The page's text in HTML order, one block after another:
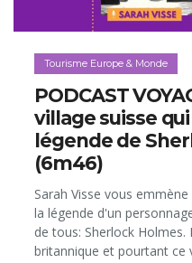
Tourisme Europe & Monde
PODCAST
village suisse
légende de
(6m46)
Sarah Visse vous
la légende d'un
de tous: Sherlock
britannique et pourtant ce